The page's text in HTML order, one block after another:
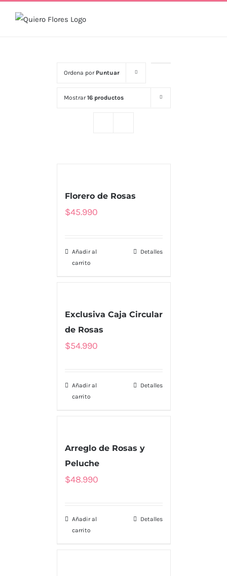
Ordena por Puntuar
Mostrar16 productos
Florero de Rosas
$45.990
Añadir al
carrito
Detalles
Exclusiva Caja Circular
de Rosas
$54.990
Añadir al
carrito
Detalles
Arreglo de Rosas y
Peluche
$48.990
Añadir al
carrito
Detalles